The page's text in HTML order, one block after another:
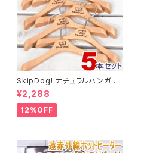
SkipDog! ナチュラルハンガー
5本セット
¥2,288
12%OFF